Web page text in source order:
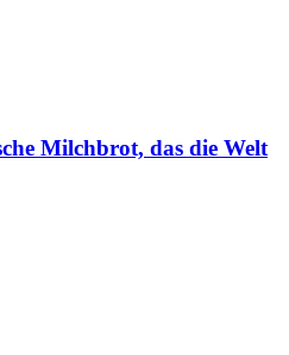
Milchbrot, das die Welt